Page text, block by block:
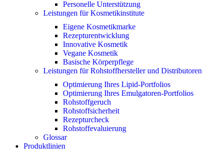
Personelle Unterstützung
Leistungen für Kosmetikinstitute
Eigene Kosmetikmarke
Rezepturentwicklung
Innovative Kosmetik
Vegane Kosmetik
Basische Körperpflege
Leistungen für Rohstoffhersteller und Distributoren
Optimierung Ihres Lipid-Portfolios
Optimierung Ihres Emulgatoren-Portfolios
Rohstoffgeruch
Rohstoffsicherheit
Rezepturcheck
Rohstoffevaluierung
Glossar
Produktlinien